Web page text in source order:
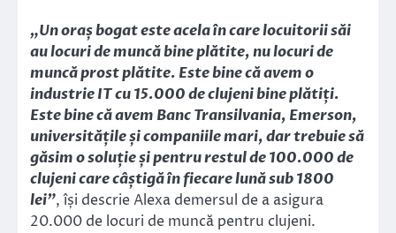
„Un oraș bogat este acela în care locuitorii săi
au locuri de muncă bine plătite, nu locuri de
muncă prost plătite. Este bine că avem o
industrie IT cu 15.000 de clujeni bine plătiți.
Este bine că avem Banc Transilvania, Emerson,
universitățile și companiile mari, dar trebuie să
găsim o soluție și pentru restul de 100.000 de
clujeni care câștigă în fiecare lună sub 1800
lei”, își descrie Alexa demersul de a asigura
20.000 de locuri de muncă pentru clujeni.